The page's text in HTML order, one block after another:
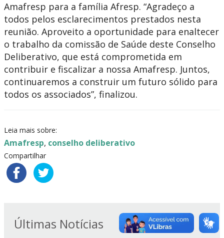
Amafresp para a família Afresp. “Agradeço a
todos pelos esclarecimentos prestados nesta
reunião. Aproveito a oportunidade para enaltecer
o trabalho da comissão de Saúde deste Conselho
Deliberativo, que está comprometida em
contribuir e fiscalizar a nossa Amafresp. Juntos,
continuaremos a construir um futuro sólido para
todos os associados”, finalizou.
Leia mais sobre:
Amafresp, conselho deliberativo
Compartilhar
Últimas Notícias